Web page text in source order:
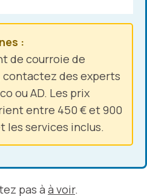
:
de courroie de
des experts
ou AD. Les prix
entre 450 € et 900
les services inclus.
pas à à voir.